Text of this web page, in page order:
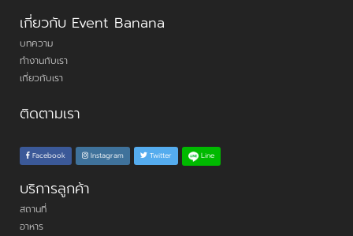
เกี่ยวกับ Event Banana
บทความ
ทำงานกับเรา
เกี่ยวกับเรา
ติดตามเรา
Facebook Instagram Twitter Line
บริการลูกค้า
สถานที่
อาหาร